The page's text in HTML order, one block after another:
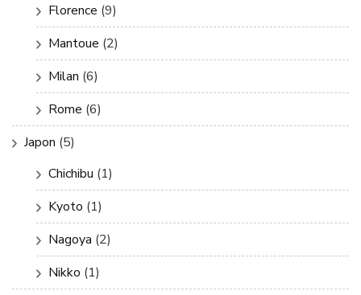
Florence (9)
Mantoue (2)
Milan (6)
Rome (6)
Japon (5)
Chichibu (1)
Kyoto (1)
Nagoya (2)
Nikko (1)